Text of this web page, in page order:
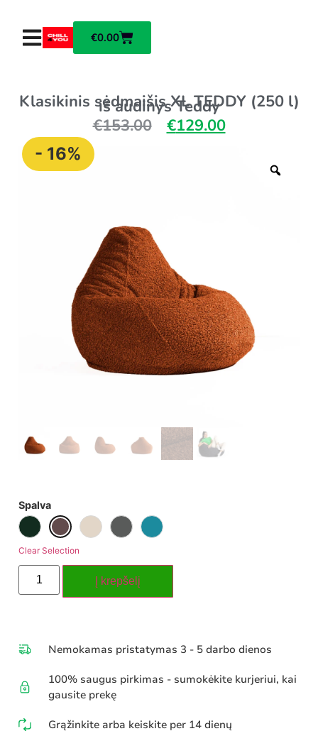
€0.00
Klasikinis sėdmaišis XL TEDDY (250 l)
iš audinys Teddy
€153.00 €129.00
- 16%
Spalva
Clear Selection
Į krepšelį
Nemokamas pristatymas 3 - 5 darbo dienos
100% saugus pirkimas - sumokėkite kurjeriui, kai
gausite prekę
Grąžinkite arba keiskite per 14 dienų